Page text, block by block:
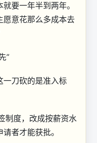
要一年半到两年。
愿意花那么多成本去
”
一刀砍的是准入标
制度，改成按薪资水
者才能获批。